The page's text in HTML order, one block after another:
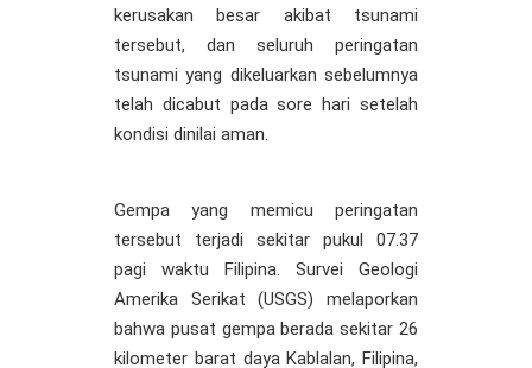
kerusakan besar akibat tsunami
tersebut, dan seluruh peringatan
tsunami yang dikeluarkan sebelumnya
telah dicabut pada sore hari setelah
kondisi dinilai aman.
Gempa yang memicu peringatan
tersebut terjadi sekitar pukul 07.37
pagi waktu Filipina. Survei Geologi
Amerika Serikat (USGS) melaporkan
bahwa pusat gempa berada sekitar 26
kilometer barat daya Kablalan, Filipina,